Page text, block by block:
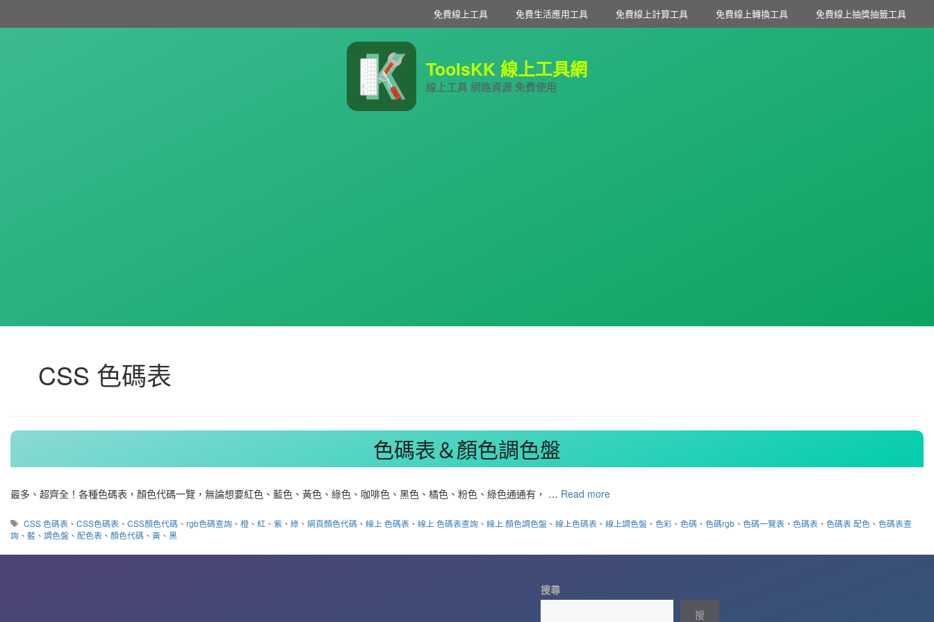
免費線上工具 免費生活應用工具 免費線上計算工具 免費線上轉換工具 免費線上抽獎抽籤工具
ToolsKK 線上工具網
線上工具 網路資源 免費使用
CSS 色碼表
色碼表＆顏色調色盤
最多、超齊全！各種色碼表，顏色代碼一覽，無論想要紅色、藍色、黃色、綠色、咖啡色、黑色、橘色、粉色、綠色通通有， … Read more
標
籤
CSS 色碼表 、CSS色碼表 、CSS顏色代碼 、rgb色碼查詢 、橙 、紅 、紫 、綠 、網頁顏色代碼 、線上 色碼表 、線上 色碼表查詢 、線上 顏色調色盤 、線上色碼表 、線上調色盤 、色彩 、色碼 、色碼rgb 、色碼一覽表 、色碼表 、色碼表 配色 、色碼表查
詢 、 藍 、 調色盤 、 配色表 、 顏色代碼 、 黃 、 黑
搜尋
搜